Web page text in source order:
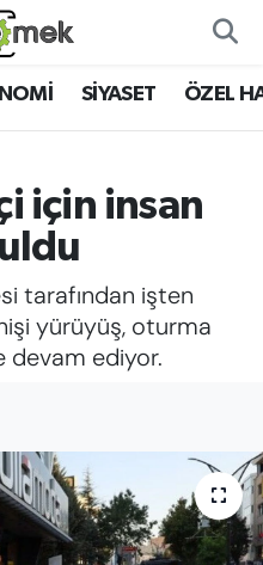
SİYASET ÖZEL
için insan
tarafından işten
yürüyüş, oturma
devam ediyor.
ve Fikstür